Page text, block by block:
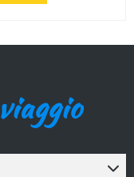
viaggio